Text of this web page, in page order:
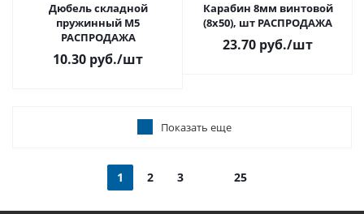
Дюбель складной
пружинный M5
РАСПРОДАЖА
10.30 руб./шт
Карабин 8мм винтовой
(8х50), шт РАСПРОДАЖА
23.70 руб./шт
Показать еще
1 2 3 25